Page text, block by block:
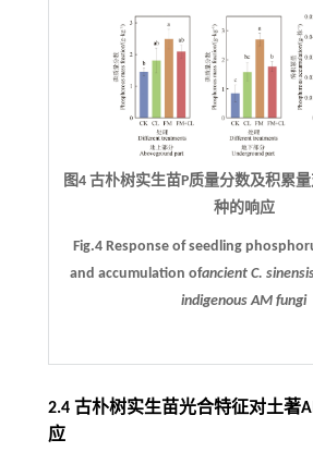
图4 古朴树实生苗P质量分数及积累
种的响应
Fig.4 Response of seedling
and accumulation ofancientC.
indigenous AM fungi
2.4 古朴树实生苗光合特征对土著
应